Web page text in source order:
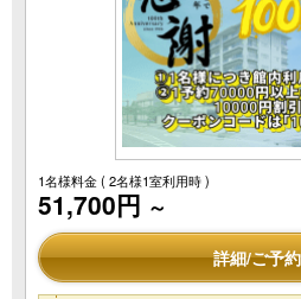
1名様料金( 2名様1室利用時 )
51,700円 ～
詳細/ご予約